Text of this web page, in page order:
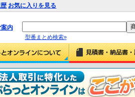
お気に入りを見る
内
型番まとめ検索»